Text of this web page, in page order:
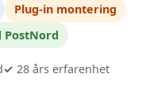
Plug-in montering
✓ 28 års erfarenhet